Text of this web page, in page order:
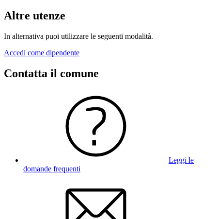
Altre utenze
In alternativa puoi utilizzare le seguenti modalità.
Accedi come dipendente
Contatta il comune
Leggi le
domande frequenti